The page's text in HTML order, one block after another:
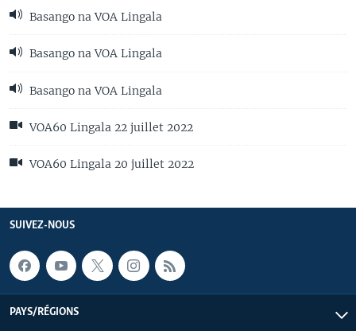
Basango na VOA Lingala
Basango na VOA Lingala
Basango na VOA Lingala
VOA60 Lingala 22 juillet 2022
VOA60 Lingala 20 juillet 2022
SUIVEZ-NOUS
PAYS/RÉGIONS